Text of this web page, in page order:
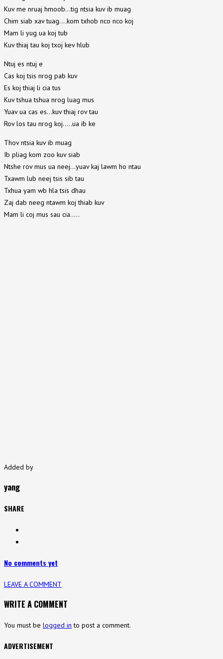
Kuv me nruaj hmoob…tig ntsia kuv ib muag
Chim siab xav tuag….kom txhob nco nco koj
Mam li yug ua koj tub
Kuv thiaj tau koj txoj kev hlub
Ntuj es ntuj e
Cas koj tsis nrog pab kuv
Es koj thiaj li cia tus
Kuv tshua tshua nrog luag mus
Yuav ua cas es…kuv thiaj rov tau
Rov los tau nrog koj…..ua ib ke
Thov ntsia kuv ib muag
Ib pliag kom zoo kuv siab
Ntshe rov mus ua neej…yuav kaj lawm ho ntau
Txawm lub neej tsis sib tau
Txhua yam wb hla tsis dhau
Zaj dab neeg ntawm koj thiab kuv
Mam li coj mus sau cia…..
Added by
yang
SHARE
No comments yet
LEAVE A COMMENT
WRITE A COMMENT
You must be logged in to post a comment.
ADVERTISEMENT